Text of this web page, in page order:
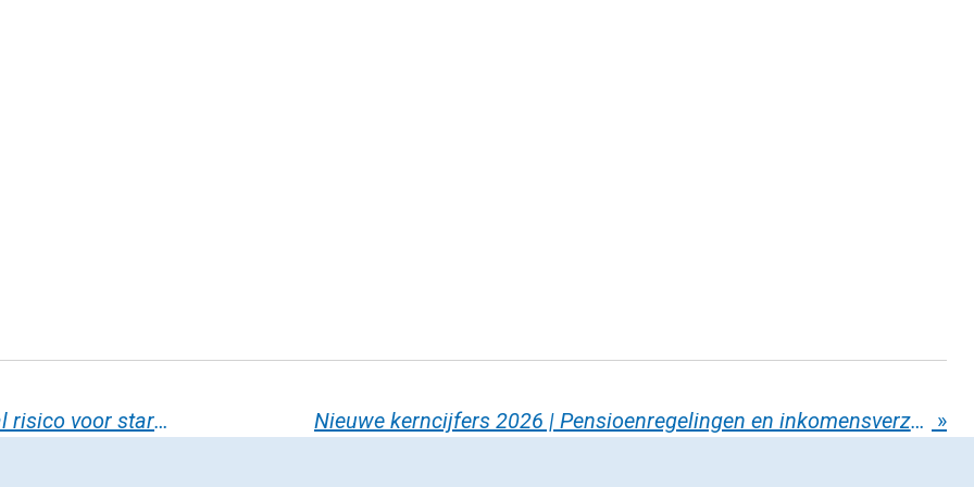
Twee jaar loon doorbetalen bij ziekte: een fataal risico voor startups? Zo kan het beter Nieuwe kerncijfers 2026 | Pensioenregelingen en inkomensverzekeringen »